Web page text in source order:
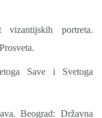
portreta.
Save i Svetoga
Beograd: Državna